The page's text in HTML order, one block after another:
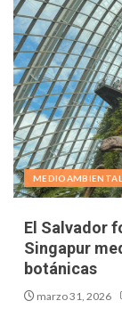
MEDIOAMBIENTAL
El Salvador
Singapur
botánicas
marzo 31, 2026